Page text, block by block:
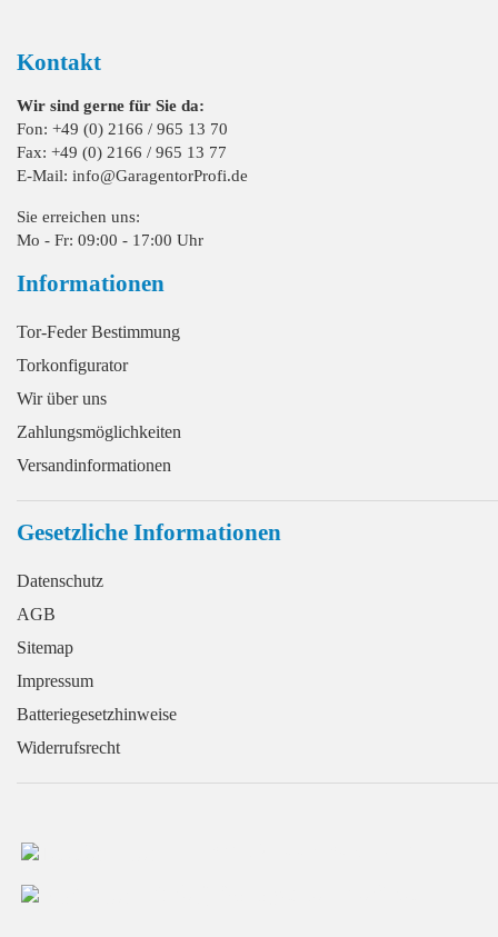
Kontakt
Wir sind gerne für Sie da:
Fon: +49 (0) 2166 / 965 13 70
Fax: +49 (0) 2166 / 965 13 77
E-Mail: info@GaragentorProfi.de
Sie erreichen uns:
Mo - Fr: 09:00 - 17:00 Uhr
Informationen
Tor-Feder Bestimmung
Torkonfigurator
Wir über uns
Zahlungsmöglichkeiten
Versandinformationen
Gesetzliche Informationen
Datenschutz
AGB
Sitemap
Impressum
Batteriegesetzhinweise
Widerrufsrecht